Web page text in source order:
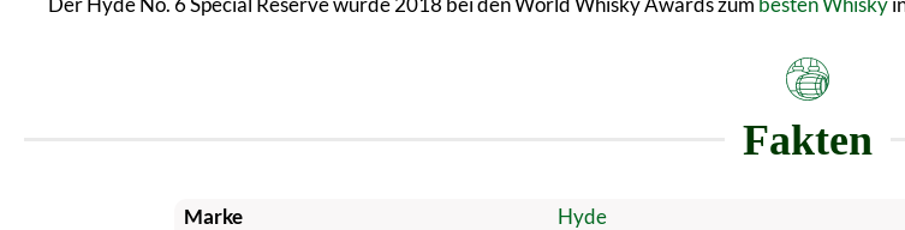
Fakten
Marke
Hyde